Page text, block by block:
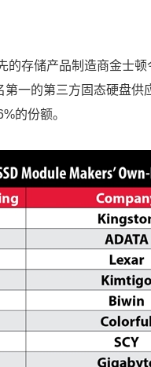
的存储产品制造商金士
一的第三方固态硬盘
的份额。